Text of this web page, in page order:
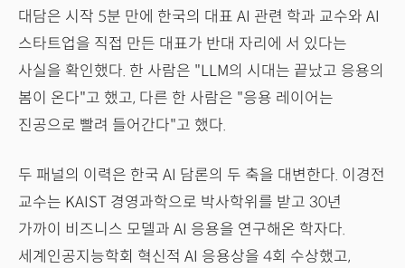
대담은 시작 5분 만에 한국의 대표 AI 관련 학과 교수와 AI
스타트업을 직접 만든 대표가 반대 자리에 서 있다는
사실을 확인했다. 한 사람은 "LLM의 시대는 끝났고 응용의
봄이 온다"고 했고, 다른 한 사람은 "응용 레이어는
진공으로 빨려 들어간다"고 했다.
두 패널의 이력은 한국 AI 담론의 두 축을 대변한다. 이경전
교수는 KAIST 경영과학으로 박사학위를 받고 30년
가까이 비즈니스 모델과 AI 응용을 연구해온 학자다.
세계인공지능학회 혁신적 AI 응용상을 4회 수상했고,